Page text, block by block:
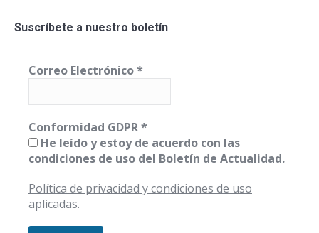
Suscríbete a nuestro boletín
Correo Electrónico*
Conformidad GDPR*
He leído y estoy de acuerdo con las
condiciones de uso del Boletín de Actualidad.
Política de privacidad y condiciones de uso
aplicadas.